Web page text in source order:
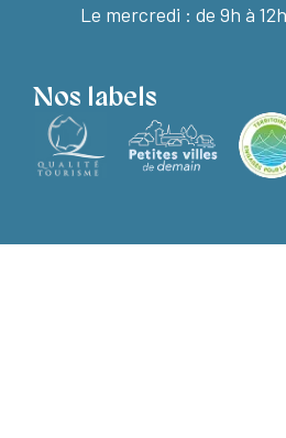
Le mercredi : de 9h à
Nos labels